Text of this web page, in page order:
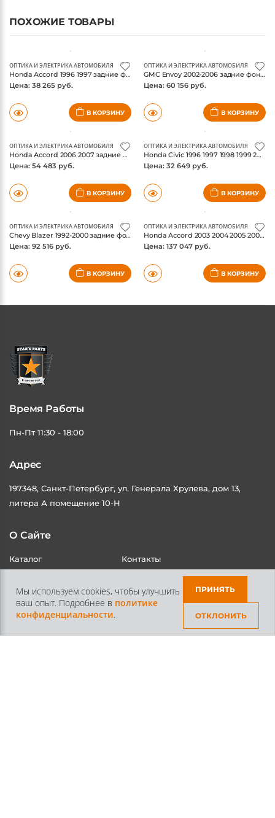
Мы используем cookies, чтобы улучшить
ваш опыт. Подробнее в политике
конфиденциальности.
ПРИНЯТЬ
ОТКЛОНИТЬ
ПОХОЖИЕ ТОВАРЫ
ОПТИКА И ЭЛЕКТРИКА АВТОМОБИЛЯ
Honda Accord 1996 1997 задние фонари, цвет черный, коплект, ANZO USA
Цена: 38 265 руб.
В КОРЗИНУ
ОПТИКА И ЭЛЕКТРИКА АВТОМОБИЛЯ
GMC Envoy 2002-2006 задние фонари Led, цвет черный/прозрачный, коплект, ANZO USA
Цена: 60 156 руб.
В КОРЗИНУ
ОПТИКА И ЭЛЕКТРИКА АВТОМОБИЛЯ
Honda Accord 2006 2007 задние фонари красный/прозрачный, коплект, ANZO USA
Цена: 54 483 руб.
В КОРЗИНУ
ОПТИКА И ЭЛЕКТРИКА АВТОМОБИЛЯ
Honda Civic 1996 1997 1998 1999 2000 задние фонари, цвет черный, коплект, ANZO USA
Цена: 32 649 руб.
В КОРЗИНУ
ОПТИКА И ЭЛЕКТРИКА АВТОМОБИЛЯ
Chevy Blazer 1992-2000 задние фонари LED, цвет черный Housing дымчатые Lens Pair, коплект, ANZO USA
Цена: 92 516 руб.
В КОРЗИНУ
ОПТИКА И ЭЛЕКТРИКА АВТОМОБИЛЯ
Honda Accord 2003 2004 2005 2006 2007 задние фонари LED, цвет черный, коплект, ANZO USA
Цена: 137 047 руб.
В КОРЗИНУ
Время Работы
Пн-Пт 11:30 - 18:00
Адрес
197348, Санкт-Петербург, ул. Генерала Хрулева, дом 13,
литера А помещение 10-Н
О Сайте
Каталог
Контакты